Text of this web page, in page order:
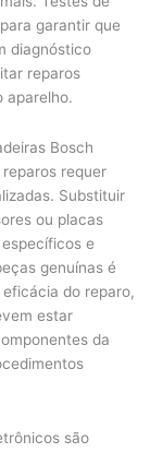
garantir que
diagnóstico
reparos
aparelho.
Bosch
requer
Substituir
ou placas
e
genuínas é
do reparo,
estar
da
são